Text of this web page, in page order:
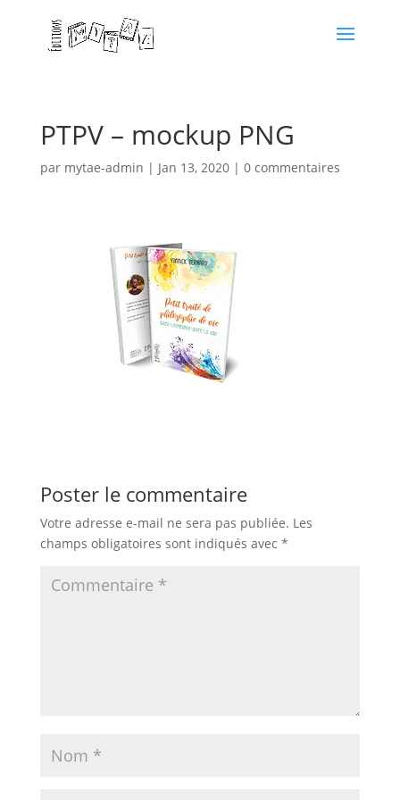
PTPV – mockup PNG
par mytae-admin | Jan 13, 2020| 0 commentaires
Poster le commentaire
Votre adresse e-mail ne sera pas publiée. Les
champs obligatoires sont indiqués avec *